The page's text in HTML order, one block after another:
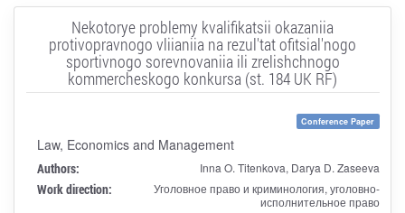
Nekotorye problemy kvalifikatsii okazaniia
protivopravnogo vliianiia na rezul'tat ofitsial'nogo
sportivnogo sorevnovaniia ili zrelishchnogo
kommercheskogo konkursa (st. 184 UK RF)
Conference Paper
Law, Economics and Management
Authors: Inna O. Titenkova, Darya D. Zaseeva
Work direction:
Уголовное право и криминология, уголовно-
исполнительное право